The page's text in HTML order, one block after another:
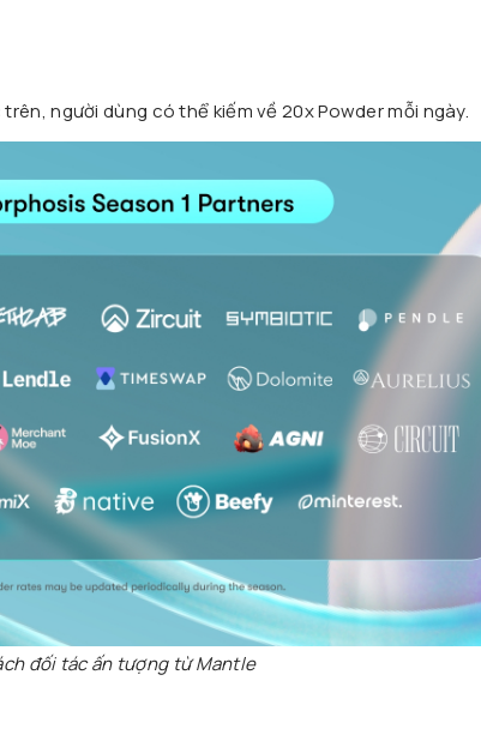
người dùng có thể kiếm về 20x Powder mỗi ngày.
đối tác ấn tượng từ Mantle